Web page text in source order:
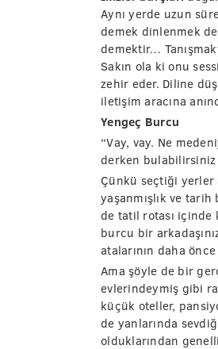
Aynı yerde uzun
demek dinlenmek
demektir…
Sakın ola ki onu
zehir eder. Diline
iletişim aracına
Yengeç Burcu
“Vay, vay. Ne
derken
Çünkü seçtiği yerler
yaşanmışlık ve
de tatil rotası içinde
burcu bir
atalarının daha
Ama şöyle de bir
evlerindeymiş gibi
küçük oteller,
de yanlarında
olduklarından